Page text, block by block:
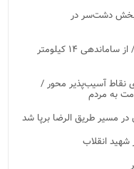
آمل از ۱۴ روستای بخش دشت‌سر در
چالوس آماده جهشی تازه در مسیر توسعه/ از ساماندهی ۱۴ کیلومتر
نقاط آسیب‌پذیر محور /
به مردم
شهید انقلاب